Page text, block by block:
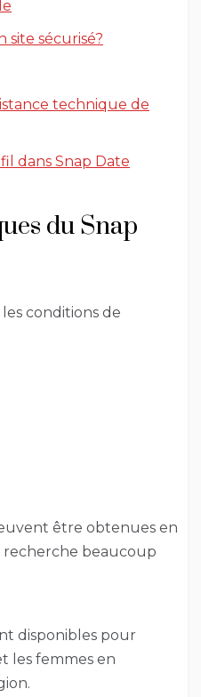
site sécurisé?
technique de
dans Snap Date
du Snap
conditions de
être obtenues en
recherche beaucoup
disponibles pour
les femmes en